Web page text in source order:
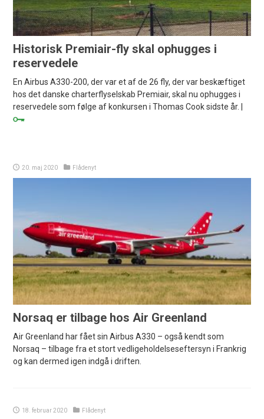
Historisk Premiair-fly skal ophugges i
reservedele
En Airbus A330-200, der var et af de 26 fly, der var beskæftiget
hos det danske charterflyselskab Premiair, skal nu ophugges i
reservedele som følge af konkursen i Thomas Cook sidste år. |
20. maj 2020 Flådenyt
Norsaq er tilbage hos Air Greenland
Air Greenland har fået sin Airbus A330 – også kendt som
Norsaq – tilbage fra et stort vedligeholdelseseftersyn i Frankrig
og kan dermed igen indgå i driften.
18. februar 2020 Flådenyt